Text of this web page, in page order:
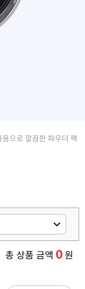
으로 깔끔한 파우더 팩
총 상품 금액 0원